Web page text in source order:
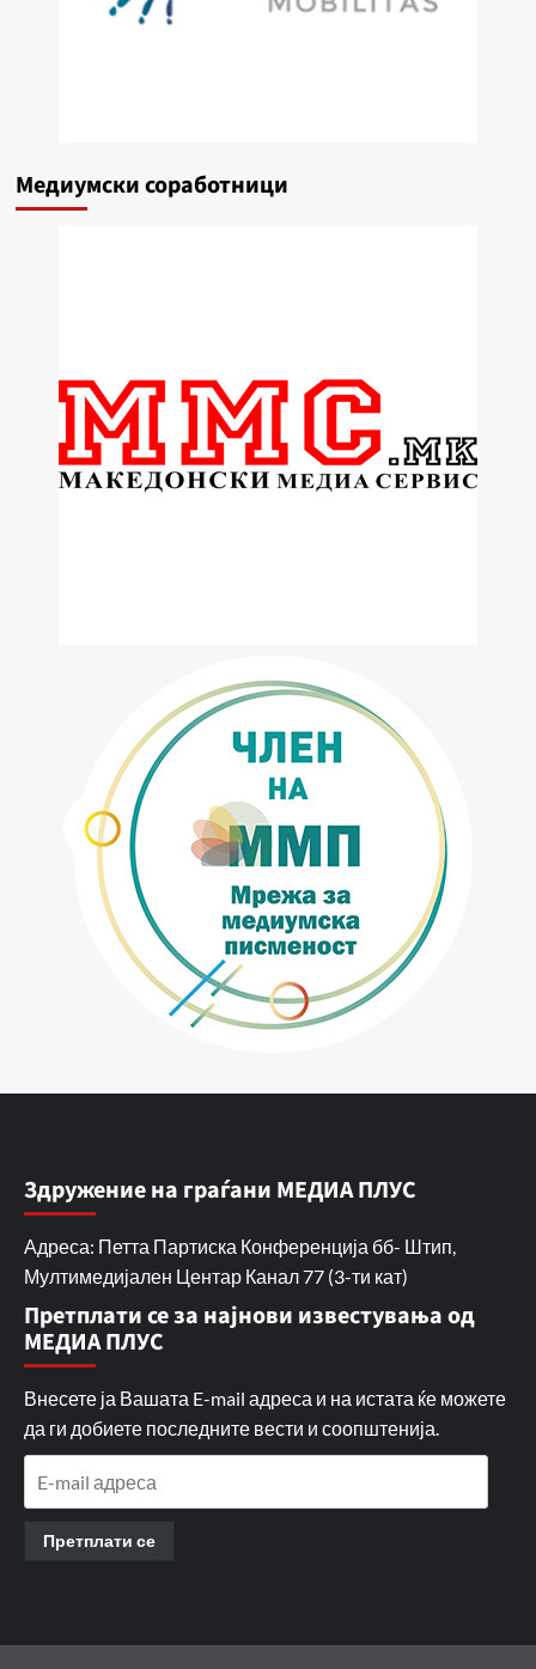
Медиумски соработници
Здружение на граѓани МЕДИА ПЛУС
Адреса: Петта Партиска Конференција бб- Штип,
Мултимедијален Центар Канал 77 (3-ти кат)
Претплати се за најнови известувања од
МЕДИА ПЛУС
Внесете ја Вашата E-mail адреса и на истата ќе можете
да ги добиете последните вести и соопштенија.
Претплати се